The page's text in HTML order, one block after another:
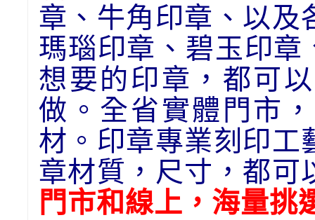
章、牛角印章、以及
瑪瑙印章、碧玉印
想要的印章，都可
做。全省實體門市
材。印章專業刻印工
章材質，尺寸，都可
門市和線上，海量挑